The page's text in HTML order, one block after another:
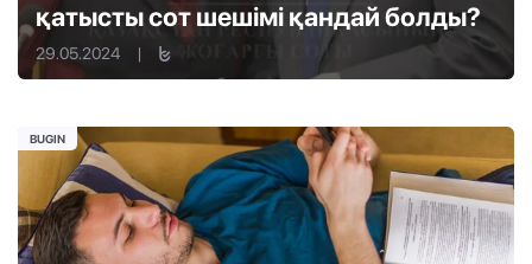
қатысты сот шешімі қандай болды?
29.05.2024 |
BUGIN